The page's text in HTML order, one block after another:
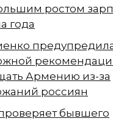
ростом
года
Армению из-за
россиян
бывшего